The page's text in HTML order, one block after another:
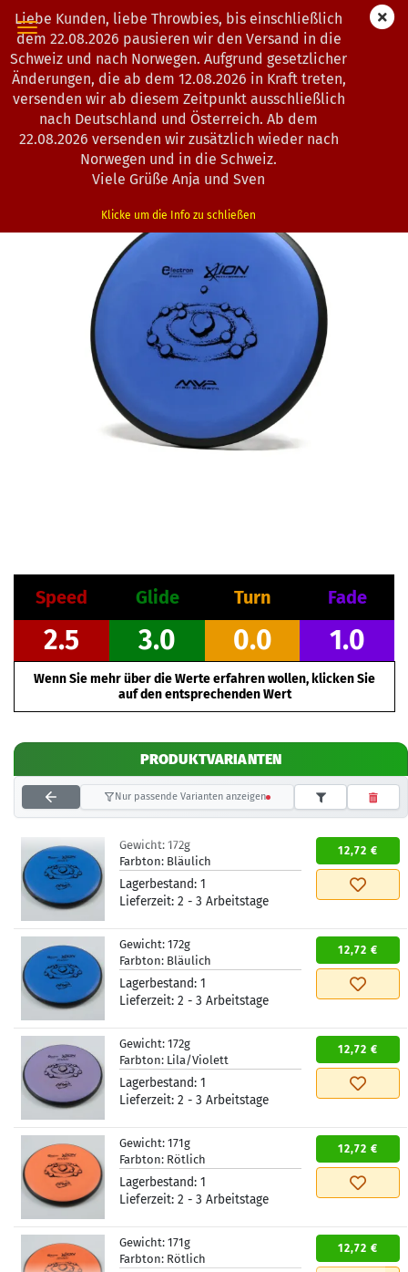
Liebe Kunden, liebe Throwbies, bis einschließlich
dem 22.08.2026 pausieren wir den Versand in die
Schweiz und nach Norwegen. Aufgrund gesetzlicher
Änderungen, die ab dem 12.08.2026 in Kraft treten,
versenden wir ab diesem Zeitpunkt ausschließlich
nach Deutschland und Österreich. Ab dem
22.08.2026 versenden wir zusätzlich wieder nach
Norwegen und in die Schweiz.
Viele Grüße Anja und Sven
Klicke um die Info zu schließen
« Erster « zurück weiter »
Letzter »
Artikel in dieser Kategorie
MVP Disc Sports | Ion | Electron Medium | CS
0101091 )
Speed Glide Turn Fade
2.5 3.0 0.0 1.0
Wenn Sie mehr über die Werte erfahren wollen, klicken Sie
auf den entsprechenden Wert
PRODUKTVARIANTEN
Nur passende Varianten anzeigen
Gewicht: 172g
Farbton: Bläulich
Lagerbestand: 1
Lieferzeit: 2 - 3 Arbeitstage
12,72 €
Gewicht: 172g
Farbton: Bläulich
Lagerbestand: 1
Lieferzeit: 2 - 3 Arbeitstage
12,72 €
Gewicht: 172g
Farbton: Lila/Violett
Lagerbestand: 1
Lieferzeit: 2 - 3 Arbeitstage
12,72 €
Gewicht: 171g
Farbton: Rötlich
Lagerbestand: 1
Lieferzeit: 2 - 3 Arbeitstage
12,72 €
Gewicht: 171g
Farbton: Rötlich
12,72 €